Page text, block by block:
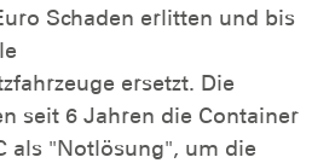
Schaden erlitten und bis
ersetzt. Die
seit 6 Jahren die Container
als "Notlösung", um die